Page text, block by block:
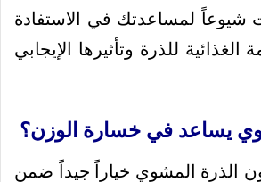
شيوعاً لمساعدتك في الاستفادة
للذرة وتأثيرها الإيجابي
يساعد في خسارة الوزن؟
الذرة المشوي خياراً جيداً ضمن